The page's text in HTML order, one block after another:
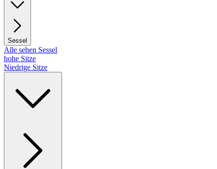
Sessel
Alle sehen Sessel
hohe Sitze
Niedrige Sitze